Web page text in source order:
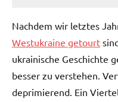
Nachdem wir letztes
Westukraine getourt
ukrainische Geschichte
besser zu verstehen.
deprimierend. Ein